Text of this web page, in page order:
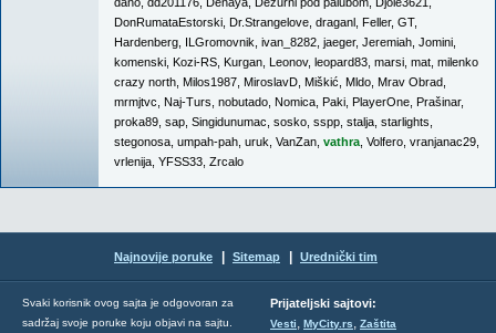
DonRumataEstorski Dr.Strangelove draganl Feller, GT,
Hardenberg ILGromovnik ivan_8282 jaeger, Jeremiah Jomini
komenski Kozi-RS Kurgan Leonov, leopard83 marsi mat milenko
crazy north Milos1987 MiroslavD Miškić Mldo Mrav Obrad
mrmjtvc Naj-Turs nobutado Nomica Paki PlayerOne Prašinar,
proka89 sap Singidunumac sosko sspp stalja starlights
stegonosa umpah-pah uruk VanZan vathra Volfero vranjanac29
vrlenija YFSS33 Zrcalo
Najnovije poruke Sitemap Urednički tim
Svaki korisnik ovog sajta je odgovoran za
sadržaj svoje poruke koju objavi na sajtu.
Prijateljski sajtovi:
Vesti, MyCity.rs, Zaštita